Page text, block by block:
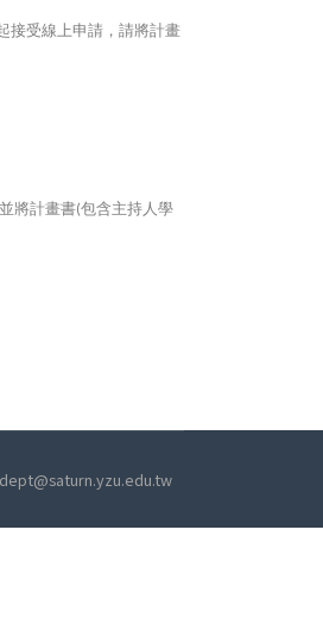
接受線上申請，請將計畫
將計畫書(包含主持人學